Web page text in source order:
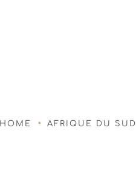
HOME AFRIQUE DU SUD